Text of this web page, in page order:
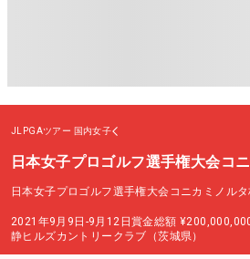
JLPGAツアー 国内女子
日本女子プロゴルフ選手権大会コ
日本女子プロゴルフ選手権大会コニカミノルタ
2021年9月9日-9月12日賞金総額
静ヒルズカントリークラブ（茨城県）